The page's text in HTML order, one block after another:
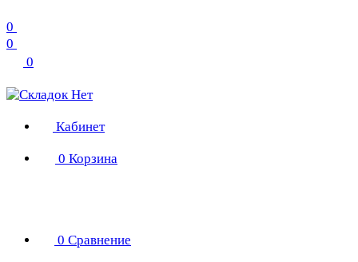
0
0
0
Кабинет
0 Корзина
0 Сравнение